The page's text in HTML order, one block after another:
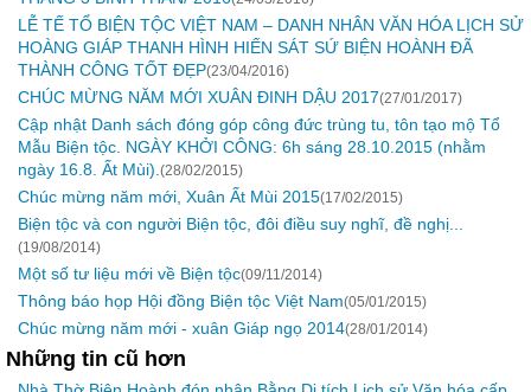
LỄ TẾ TỔ BIỆN TỘC VIỆT NAM – DANH NHÂN VĂN HÓA LỊCH SỬ
HOÀNG GIÁP THANH HÌNH HIẾN SÁT SỨ BIỆN HOÀNH ĐÃ
THÀNH CÔNG TỐT ĐẸP(23/04/2016)
CHÚC MỪNG NĂM MỚI XUÂN ĐINH DẬU 2017(27/01/2017)
Cập nhật Danh sách đóng góp công đức trùng tu, tôn tạo mộ Tổ
Mẫu Biện tộc. NGÀY KHỞI CÔNG: 6h sáng 28.10.2015 (nhằm
ngày 16.8. Ất Mùi). (28/02/2015)
Chúc mừng năm mới, Xuân Ất Mùi 2015(17/02/2015)
Biện tộc và con người Biện tộc, đôi điều suy nghĩ, đề nghị...
(19/08/2014)
Một số tư liệu mới về Biện tộc(09/11/2014)
Thông báo họp Hội đồng Biện tộc Việt Nam(05/01/2015)
Chúc mừng năm mới - xuân Giáp ngọ 2014(28/01/2014)
Những tin cũ hơn